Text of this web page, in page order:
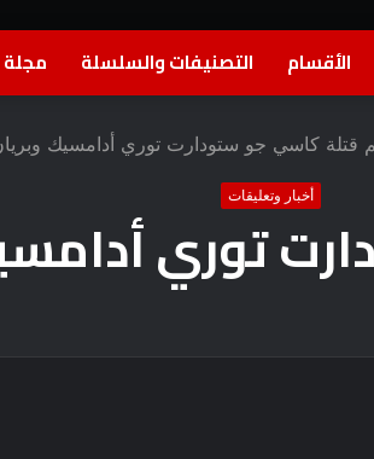
الأقسام التصنيفات والسلسلة مجلة
قتلة كاسي جو ستودارت توري أدامسيك
أخبار وتعليقات
توري